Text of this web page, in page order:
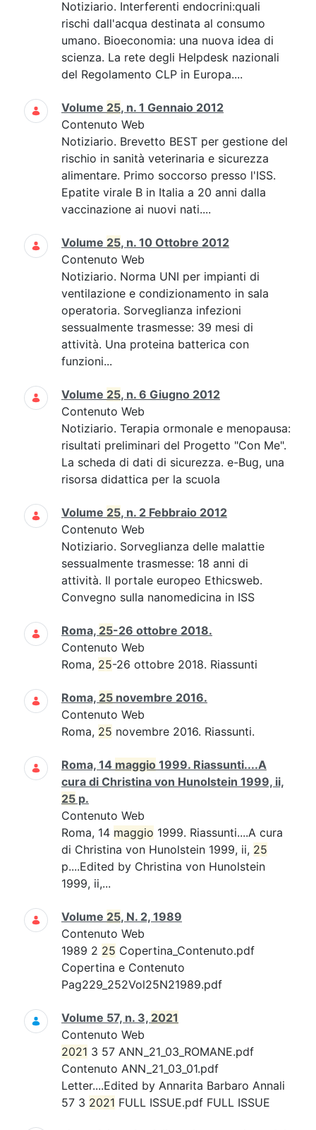
Notiziario. Interferenti endocrini:quali
rischi dall'acqua destinata al consumo
umano. Bioeconomia: una nuova idea di
scienza. La rete degli Helpdesk nazionali
del Regolamento CLP in Europa....
Volume 25, n. 1 Gennaio 2012
Contenuto Web
Notiziario. Brevetto BEST per gestione del
rischio in sanità veterinaria e sicurezza
alimentare. Primo soccorso presso l'ISS.
Epatite virale B in Italia a 20 anni dalla
vaccinazione ai nuovi nati....
Volume 25, n. 10 Ottobre 2012
Contenuto Web
Notiziario. Norma UNI per impianti di
ventilazione e condizionamento in sala
operatoria. Sorveglianza infezioni
sessualmente trasmesse: 39 mesi di
attività. Una proteina batterica con
funzioni...
Volume 25, n. 6 Giugno 2012
Contenuto Web
Notiziario. Terapia ormonale e menopausa:
risultati preliminari del Progetto "Con Me".
La scheda di dati di sicurezza. e-Bug, una
risorsa didattica per la scuola
Volume 25, n. 2 Febbraio 2012
Contenuto Web
Notiziario. Sorveglianza delle malattie
sessualmente trasmesse: 18 anni di
attività. Il portale europeo Ethicsweb.
Convegno sulla nanomedicina in ISS
Roma, 25-26 ottobre 2018.
Contenuto Web
Roma, 25-26 ottobre 2018. Riassunti
Roma, 25 novembre 2016.
Contenuto Web
Roma, 25 novembre 2016. Riassunti.
Roma, 14 maggio 1999. Riassunti....A
cura di Christina von Hunolstein 1999, ii,
25 p.
Contenuto Web
Roma, 14 maggio 1999. Riassunti....A cura
di Christina von Hunolstein 1999, ii, 25
p....Edited by Christina von Hunolstein
1999, ii,...
Volume 25, N. 2, 1989
Contenuto Web
1989 2 25 Copertina_Contenuto.pdf
Copertina e Contenuto
Pag229_252Vol25N21989.pdf
Volume 57, n. 3, 2021
Contenuto Web
2021 3 57 ANN_21_03_ROMANE.pdf
Contenuto ANN_21_03_01.pdf
Letter....Edited by Annarita Barbaro Annali
57 3 2021 FULL ISSUE.pdf FULL ISSUE